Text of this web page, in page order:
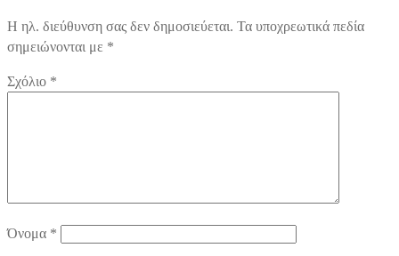
Η ηλ. διεύθυνση σας δεν δημοσιεύεται. Τα υποχρεωτικά πεδία
σημειώνονται με *
Σχόλιο *
Όνομα *